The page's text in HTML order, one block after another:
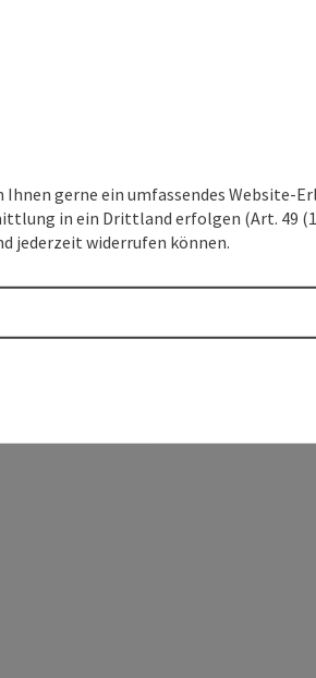
Ihnen gerne ein umfassendes Website-
in ein Drittland erfolgen (Art. 49
jederzeit widerrufen können.